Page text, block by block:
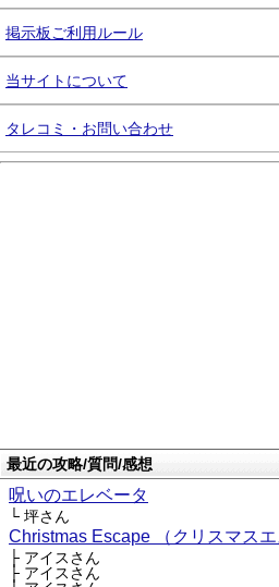
掲示板ご利用ルール
当サイトについて
タレコミ・お問い合わせ
最近の攻略/質問/感想
呪いのエレベータ
└ 坪さん
Christmas Escape （クリスマスエ
├ アイスさん
├ アイスさん